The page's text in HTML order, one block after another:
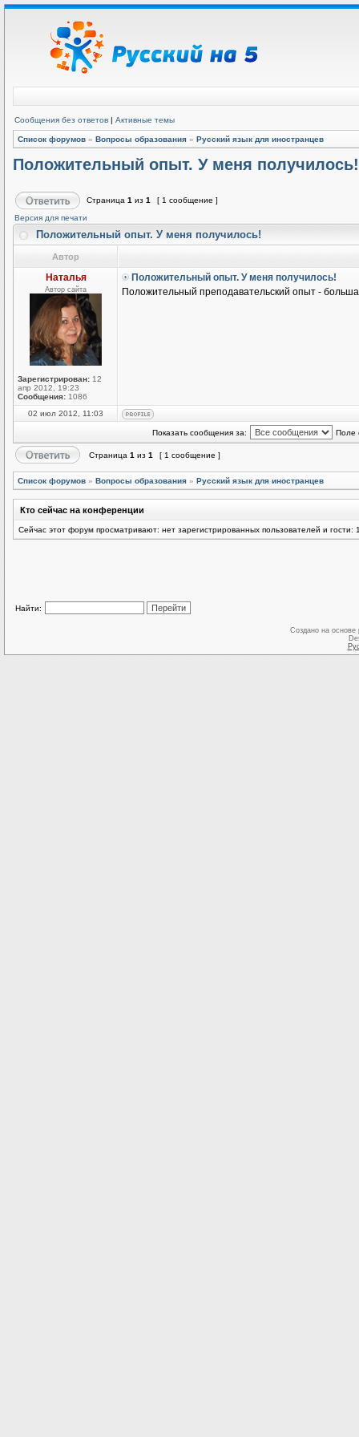
Сообщения без ответов | Активные темы
Список форумов » Вопросы образования » Русский язык для иностранцев
Положительный опыт. У меня получилось!
Страница 1 из 1
[ 1 сообщение ]
Версия для печати
Положительный опыт. У меня получилось!
Автор
Наталья
Автор сайта
Зарегистрирован: 12
апр 2012, 19:23
Сообщения: 1086
Положительный опыт. У меня получилось!
Положительный преподавательский опыт -
02 июл 2012, 11:03
Показать сообщения за: Поле
Страница 1 из 1 [ 1 сообщение ]
Список форумов » Вопросы образования » Русский язык для иностранцев
Кто сейчас на конференции
Сейчас этот форум просматривают: нет зарегистрированных пользователей и гости:
Найти:
Создано на основе